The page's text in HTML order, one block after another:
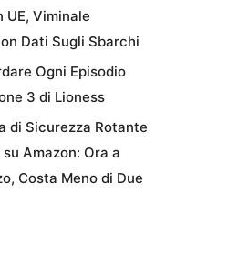
UE, Viminale
Dati Sugli Sbarchi
Ogni Episodio
3 di Lioness
di Sicurezza Rotante
Amazon: Ora a
Costa Meno di Due